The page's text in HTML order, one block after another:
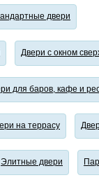
двери
Двери с окном
для баров, кафе и
на террасу
Элитные двери